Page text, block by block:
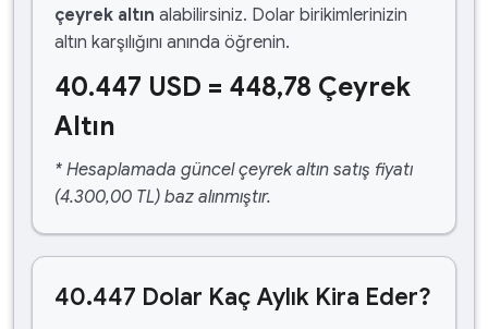
çeyrek altın alabilirsiniz. Dolar birikimlerinizin
altın karşılığını anında öğrenin.
40.447 USD = 448,78 Çeyrek
Altın
* Hesaplamada güncel çeyrek altın satış fiyatı
(4.300,00 TL) baz alınmıştır.
40.447 Dolar Kaç Aylık Kira Eder?